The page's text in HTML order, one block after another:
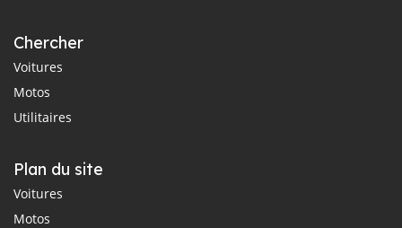
Chercher
Voitures
Motos
Utilitaires
Plan du site
Voitures
Motos